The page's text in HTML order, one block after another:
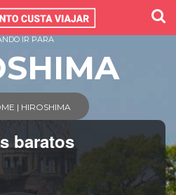
baratos
IR PARA
| HIROSHIMA